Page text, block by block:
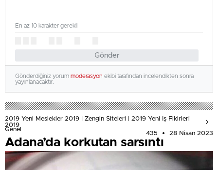
Gönder
En az 10 karakter gerekli
Gönderdiğiniz yorum moderasyon ekibi tarafından incelendikten sonra
yayınlanacaktır.
2019 Yeni Meslekler 2019 | Zengin Siteleri | 2019 Yeni Iş Fikirleri
2019
Genel
435 28 Nisan 2023
Adana’da korkutan sarsıntı